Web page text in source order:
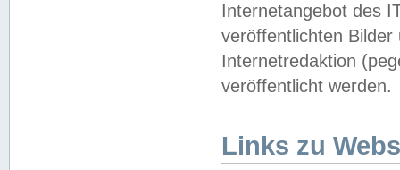
Internetangebot des
veröffentlichten
Internetredaktion
veröffentlicht werden.
Links zu